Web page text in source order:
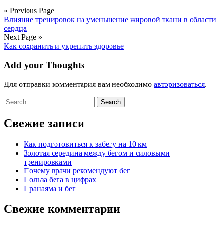
« Previous Page
Влияние тренировок на уменьшение жировой ткани в области
сердца
Next Page »
Как сохранить и укрепить здоровье
Add your Thoughts
Для отправки комментария вам необходимо авторизоваться.
Search
for:
Свежие записи
Как подготовиться к забегу на 10 км
Золотая середина между бегом и силовыми
тренировками
Почему врачи рекомендуют бег
Польза бега в цифрах
Пранаяма и бег
Свежие комментарии